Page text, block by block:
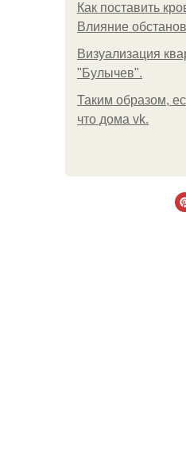
Как поставить
Влияние
Визуализация
"Булычев".
Таким образом,
что дома vk.